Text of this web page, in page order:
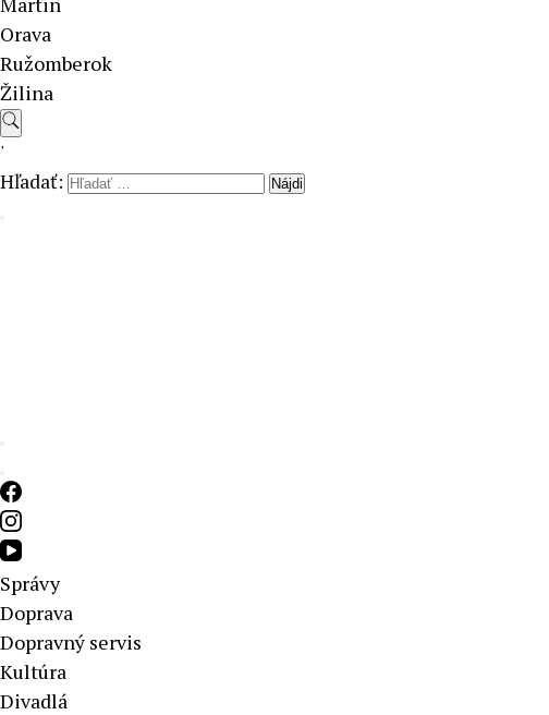
Orava
Ružomberok
Žilina
'
Hľadať:
Správy
Doprava
Dopravný servis
Kultúra
Divadlá